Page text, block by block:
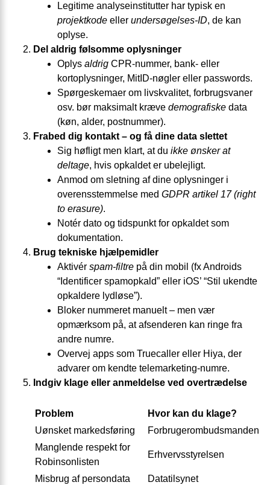
Legitime analyseinstitutter har typisk en
projektkode eller undersøgelses-ID, de kan
oplyse.
Del aldrig følsomme oplysninger
Oplys aldrig CPR-nummer, bank- eller
kortoplysninger, MitID-nøgler eller passwords.
Spørgeskemaer om livskvalitet, forbrugsvaner
osv. bør maksimalt kræve demografiske data
(køn, alder, postnummer).
Frabed dig kontakt – og få dine data slettet
Sig høfligt men klart, at du ikke ønsker at
deltage, hvis opkaldet er ubelejligt.
Anmod om sletning af dine oplysninger i
overensstemmelse med GDPR artikel 17 (right
to erasure).
Notér dato og tidspunkt for opkaldet som
dokumentation.
Brug tekniske hjælpemidler
Aktivér spam-filtre på din mobil (fx Androids
“Identificer spamopkald” eller iOS’ “Stil ukendte
opkaldere lydløse”).
Bloker nummeret manuelt – men vær
opmærksom på, at afsenderen kan ringe fra
andre numre.
Overvej apps som Truecaller eller Hiya, der
advarer om kendte telemarketing-numre.
Indgiv klage eller anmeldelse ved overtrædelse
Problem
Hvor kan du klage?
Uønsket markedsføring
Forbrugerombudsmanden
Manglende respekt for
Robinsonlisten
Erhvervsstyrelsen
Misbrug af persondata
Datatilsynet